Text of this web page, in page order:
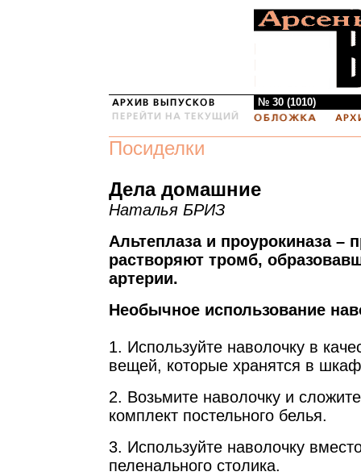
№ 30 (1010)
Посиделки
Дела домашние
Наталья БРИЗ
Альтеплаза и проурокиназа –
растворяют тромб,
артерии.
Необычное использование
1. Используйте наволочку в
вещей, которые хранятся в
2. Возьмите наволочку и
комплект постельного белья.
3. Используйте наволочку
пеленального столика.